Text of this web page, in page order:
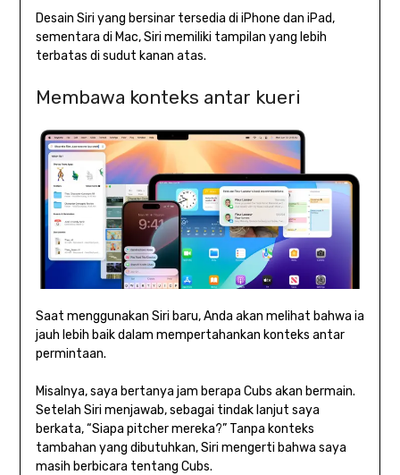
Desain Siri yang bersinar tersedia di iPhone dan iPad,
sementara di Mac, Siri memiliki tampilan yang lebih
terbatas di sudut kanan atas.
Membawa konteks antar kueri
Saat menggunakan Siri baru, Anda akan melihat bahwa ia
jauh lebih baik dalam mempertahankan konteks antar
permintaan.
Misalnya, saya bertanya jam berapa Cubs akan bermain.
Setelah Siri menjawab, sebagai tindak lanjut saya
berkata, “Siapa pitcher mereka?” Tanpa konteks
tambahan yang dibutuhkan, Siri mengerti bahwa saya
masih berbicara tentang Cubs.